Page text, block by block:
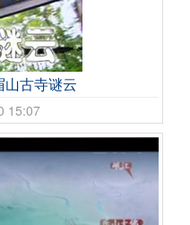
山古寺谜云
15:07